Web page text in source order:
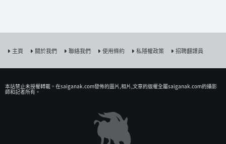
主頁 關於我們 聯絡我們 使用條約 私隱權政策 招聘翻譯員
本站禁止未授權𨍭載。在saiganak.com發佈的圖片,相片,文章的版權全屬saiganak.com的攝影
師和記者所有。